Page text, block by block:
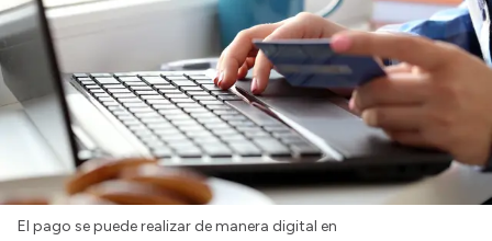
El pago se puede realizar de manera digital en